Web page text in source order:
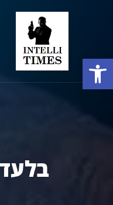
פתח סרגל